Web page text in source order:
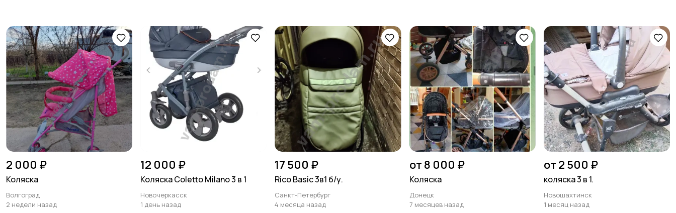
2 000 ₽
Коляска
Волгоград
2 недели назад
12 000 ₽
Коляска Сoletto Milano 3 в 1
Новочеркасск
1 день назад
17 500 ₽
Rico Basic 3в1 б/у.
Санкт-Петербург
4 месяца назад
от 8 000 ₽
Коляска
Донецк
7 месяцев назад
от 2 500 ₽
коляска 3 в 1.
Новошахтинск
1 месяц назад